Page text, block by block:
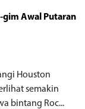
gim Awal Putaran
Houston
semakin
bintang Roc...